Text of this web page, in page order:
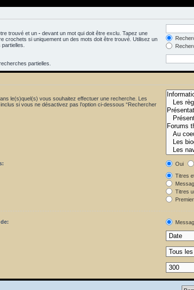
trouvé et un - devant un mot qui doit être exclu. Tapez une
crochets si uniquement un des mots doit être trouvé. Utilisez un
partielles.
le(s)quel(s) vous souhaitez effectuer une recherche. Les
si vous ne désactivez pas l’option ci-dessous “Rechercher
Oui
Titres
Titres